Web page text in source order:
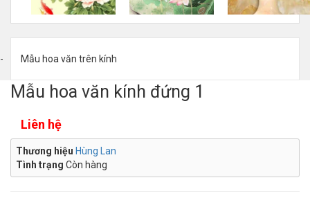
Mẫu hoa văn trên kính
Mẫu hoa văn kính đứng 1
Liên hệ
Thương hiệu Hùng Lan
Tình trạng Còn hàng